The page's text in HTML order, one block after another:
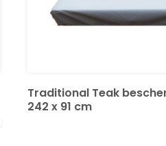
Traditional Teak
242 x 91 cm